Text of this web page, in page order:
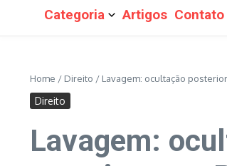
Categoria Artigos Contato
Home / Direito / Lavagem: ocultação
Direito
Lavagem: